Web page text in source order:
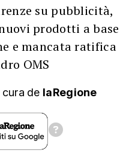
su pubblicità,
prodotti a base
e mancata ratifica
OMS
cura de laRegione